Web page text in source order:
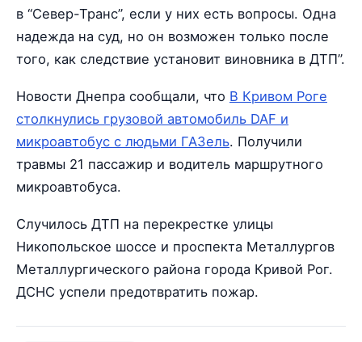
в “Север-Транс”, если у них есть вопросы. Одна
надежда на суд, но он возможен только после
того, как следствие установит виновника в ДТП”.
Новости Днепра сообщали, что В Кривом Роге
столкнулись грузовой автомобиль DAF и
микроавтобус с людьми ГАЗель. Получили
травмы 21 пассажир и водитель маршрутного
микроавтобуса.
Случилось ДТП на перекрестке улицы
Никопольское шоссе и проспекта Металлургов
Металлургического района города Кривой Рог.
ДСНС успели предотвратить пожар.